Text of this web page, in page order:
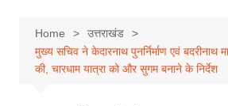
Home
उत्तराखंड
मुख्य सचिव ने केदारनाथ पुनर्निर्माण एवं बदरीनाथ
की, चारधाम यात्रा को और सुगम बनाने के निर्देश